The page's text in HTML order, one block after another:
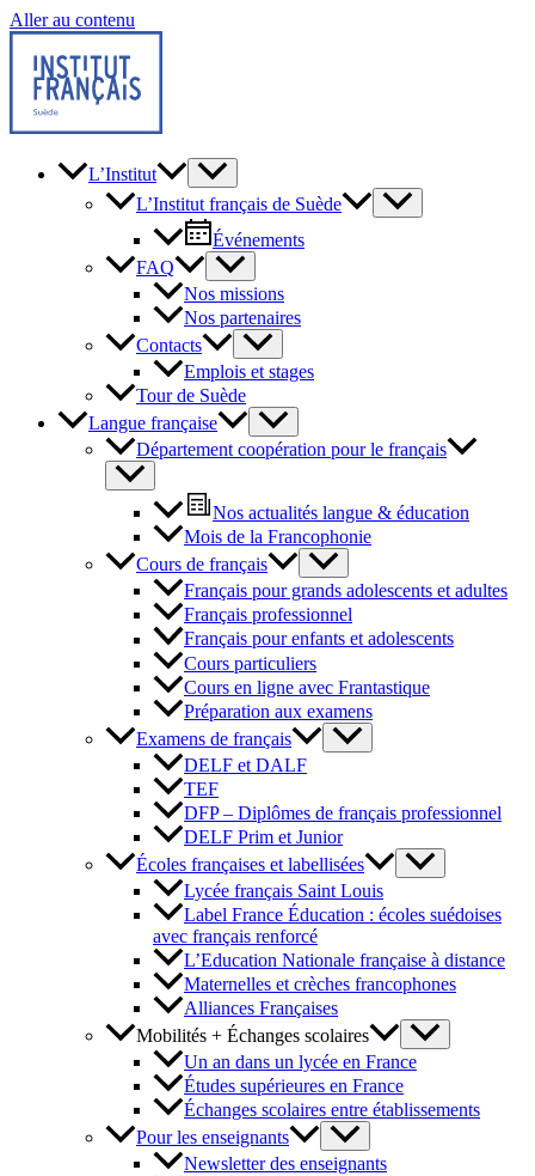
Aller au contenu
L’Institut
L’Institut français de Suède
Événements
FAQ
Nos missions
Nos partenaires
Contacts
Emplois et stages
Tour de Suède
Langue française
Département coopération pour le français
Nos actualités langue & éducation
Mois de la Francophonie
Cours de français
Français pour grands adolescents et adultes
Français professionnel
Français pour enfants et adolescents
Cours particuliers
Cours en ligne avec Frantastique
Préparation aux examens
Examens de français
DELF et DALF
TEF
DFP – Diplômes de français professionnel
DELF Prim et Junior
Écoles françaises et labellisées
Lycée français Saint Louis
Label France Éducation : écoles suédoises
avec français renforcé
L’Education Nationale française à distance
Maternelles et crèches francophones
Alliances Françaises
Mobilités + Échanges scolaires
Un an dans un lycée en France
Études supérieures en France
Échanges scolaires entre établissements
Pour les enseignants
Newsletter des enseignants